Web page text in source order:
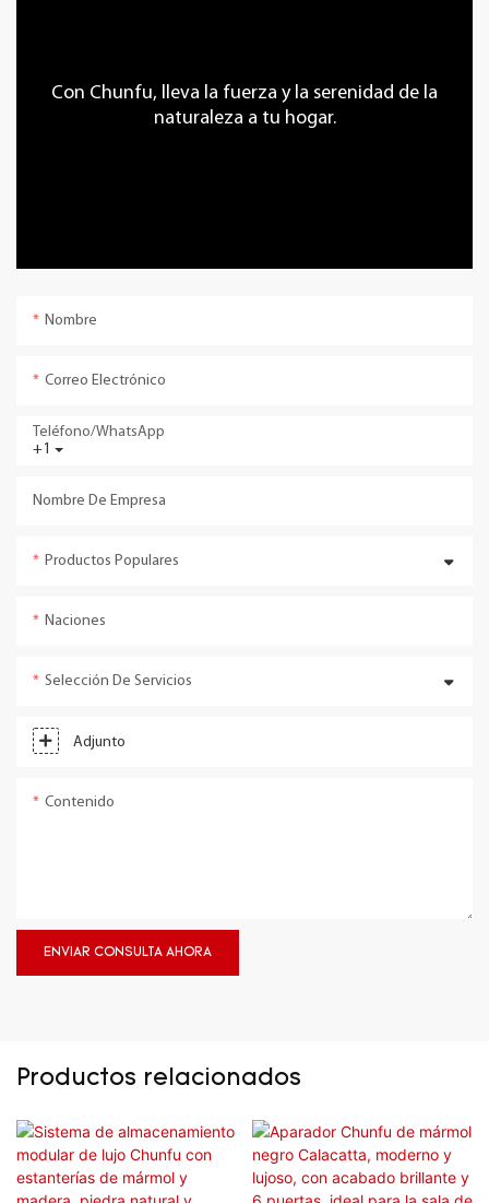
Con Chunfu, lleva la fuerza y ​​la serenidad de la
naturaleza a tu hogar.
Nombre
Correo Electrónico
+1
Teléfono/WhatsApp
Nombre De Empresa
Productos Populares
Naciones
Selección De Servicios
Adjunto
Contenido
ENVIAR CONSULTA AHORA
Productos relacionados